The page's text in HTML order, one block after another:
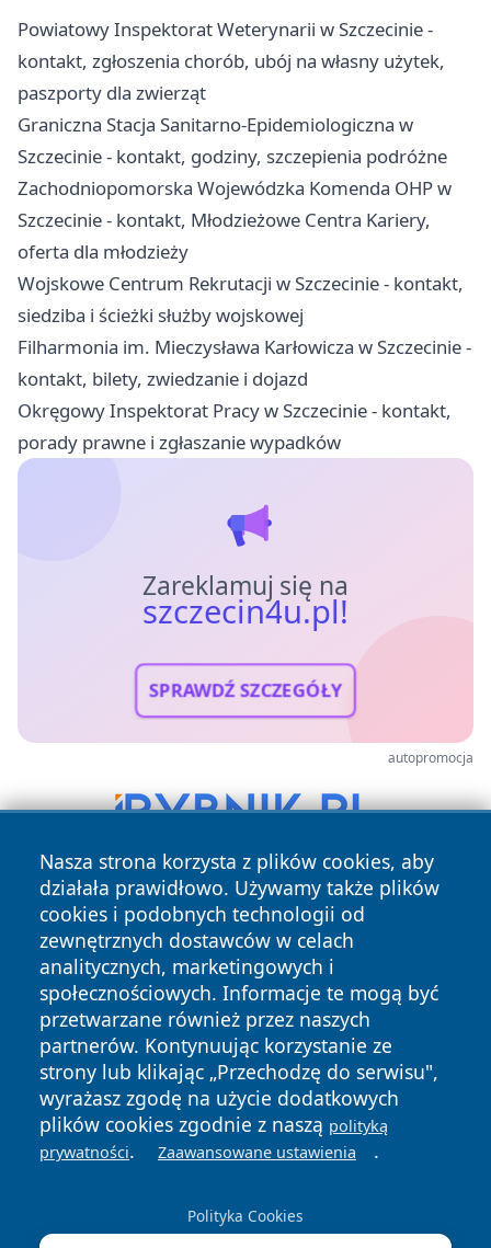
Powiatowy Inspektorat Weterynarii w Szczecinie -
kontakt, zgłoszenia chorób, ubój na własny użytek,
paszporty dla zwierząt
Graniczna Stacja Sanitarno-Epidemiologiczna w
Szczecinie - kontakt, godziny, szczepienia podróżne
Zachodniopomorska Wojewódzka Komenda OHP w
Szczecinie - kontakt, Młodzieżowe Centra Kariery,
oferta dla młodzieży
Wojskowe Centrum Rekrutacji w Szczecinie - kontakt,
siedziba i ścieżki służby wojskowej
Filharmonia im. Mieczysława Karłowicza w Szczecinie -
kontakt, bilety, zwiedzanie i dojazd
Okręgowy Inspektorat Pracy w Szczecinie - kontakt,
porady prawne i zgłaszanie wypadków
Zareklamuj się na
szczecin4u.pl!
SPRAWDŹ SZCZEGÓŁY
autopromocja
Nasza strona korzysta z plików cookies, aby
działała prawidłowo. Używamy także plików
cookies i podobnych technologii od
zewnętrznych dostawców w celach
analitycznych, marketingowych i
społecznościowych. Informacje te mogą być
przetwarzane również przez naszych
partnerów. Kontynuując korzystanie ze
strony lub klikając „Przechodzę do serwisu",
wyrażasz zgodę na użycie dodatkowych
plików cookies zgodnie z naszą polityką
prywatności. Zaawansowane ustawienia .
Polityka Cookies
Copyright © 2026 szczecin4u.pl Wszystkie prawa zastrzeżone.
News Autorzy
Polityka
Prywatności
Polityka
Cookies